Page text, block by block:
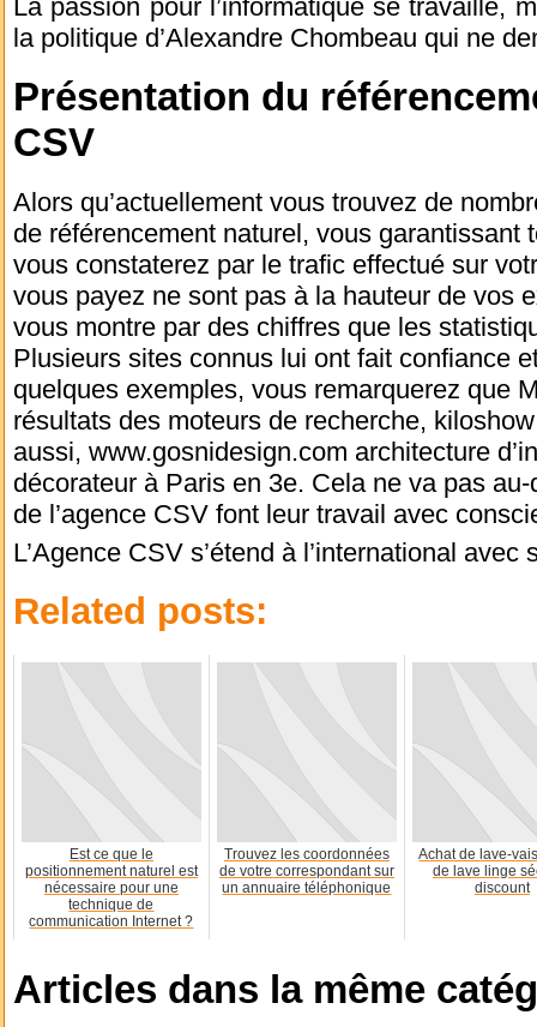
La passion pour l’informatique se travaille,
la politique d’Alexandre Chombeau qui ne
Présentation du
CSV
Alors qu’actuellement vous trouvez de
de référencement naturel, vous garantissant
vous constaterez par le trafic effectué sur
vous payez ne sont pas à la hauteur de vos
vous montre par des chiffres que les
Plusieurs sites connus lui ont fait confiance
quelques exemples, vous remarquerez que
résultats des moteurs de recherche,
aussi, www.gosnidesign.com architecture
décorateur à Paris en 3e. Cela ne va pas
de l’agence CSV font leur travail avec
L’Agence CSV s’étend à l’international avec
Related posts:
Est ce que le
positionnement naturel est
nécessaire pour une
technique de
communication Internet ?
Trouvez les coordonnées
de votre correspondant sur
un annuaire téléphonique
Achat de lave-
de lave linge
discount
Articles dans la même